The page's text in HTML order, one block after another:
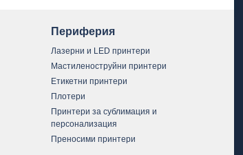
Периферия
Лазерни и LED принтери
Мастиленоструйни принтери
Етикетни принтери
Плотери
Принтери за сублимация и
персонализация
Преносими принтери